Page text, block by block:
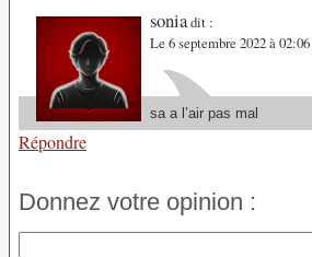
soniadit :
Le 6 septembre 2022 à 02:06
sa a l’air pas mal
Répondre
Donnez votre opinion :